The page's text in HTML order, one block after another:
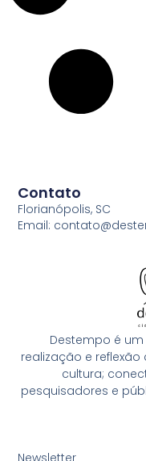
Destempo é
realização e
cultura;
pesquisadores e
Contato
Florianópolis, SC
Email:
Newsletter